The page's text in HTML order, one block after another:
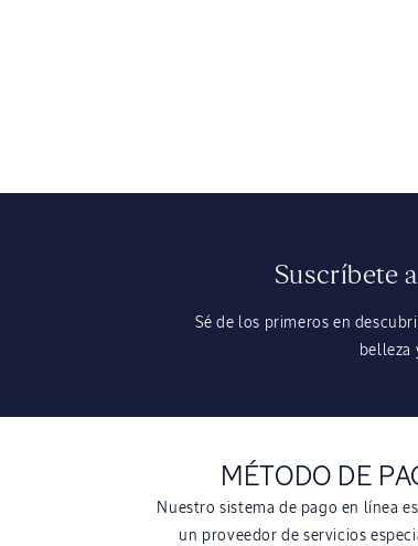
Sé de los primeros en
belleza
Suscríbete
MÉTODO DE
Nuestro sistema de pago en línea
un proveedor de servicios